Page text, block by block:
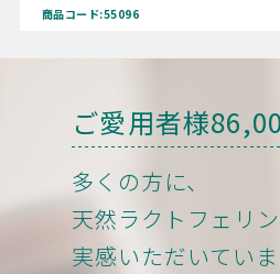
商品コード:55096
ご愛用者様
多くの方に、
天然ラクトフェリ
実感いただいていま